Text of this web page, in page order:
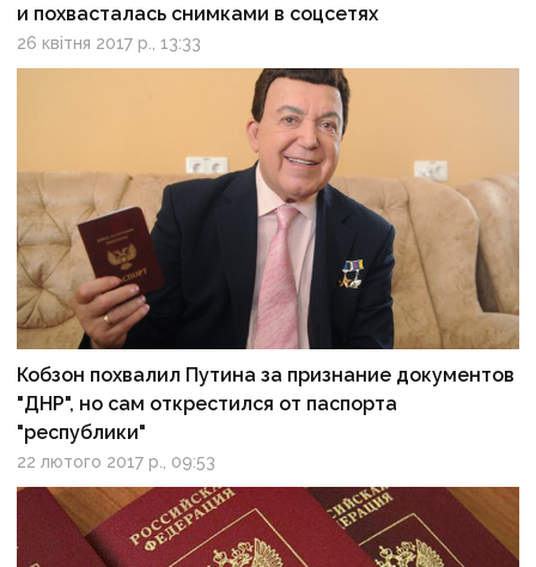
и похвасталась снимками в соцсетях
26 квітня 2017 р., 13:33
Кобзон похвалил Путина за признание документов
"ДНР", но сам открестился от паспорта
"республики"
22 лютого 2017 р., 09:53